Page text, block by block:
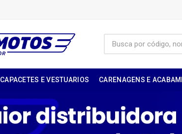
CAPACETES E VESTUARIOS CARENAGENS E